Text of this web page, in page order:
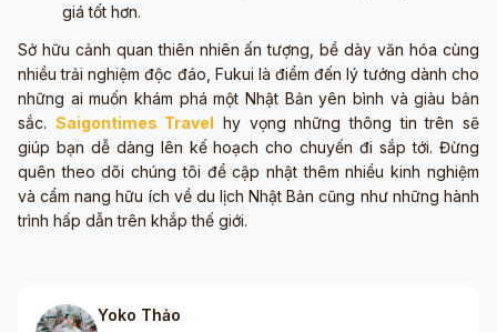
giá tốt hơn.
Sở hữu cảnh quan thiên nhiên ấn tượng, bề dày văn hóa cùng
nhiều trải nghiệm độc đáo, Fukui là điểm đến lý tưởng dành cho
những ai muốn khám phá một Nhật Bản yên bình và giàu bản
sắc. Saigontimes Travel hy vọng những thông tin trên sẽ
giúp bạn dễ dàng lên kế hoạch cho chuyến đi sắp tới. Đừng
quên theo dõi chúng tôi để cập nhật thêm nhiều kinh nghiệm
và cẩm nang hữu ích về du lịch Nhật Bản cũng như những hành
trình hấp dẫn trên khắp thế giới.
Yoko Thảo